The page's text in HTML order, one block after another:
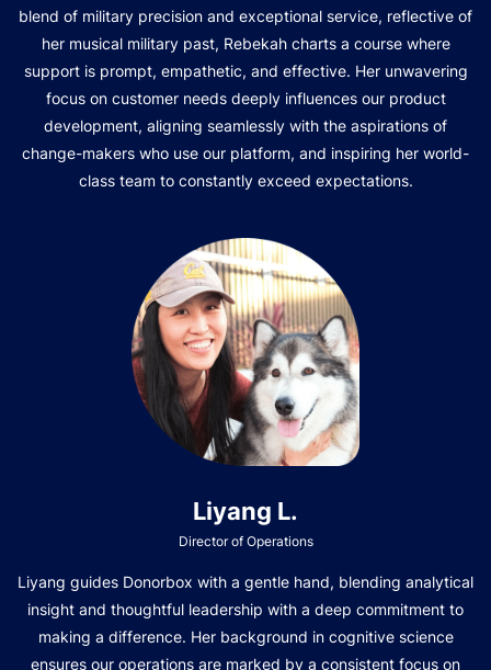
blend of military precision and exceptional service, reflective of
her musical military past, Rebekah charts a course where
support is prompt, empathetic, and effective. Her unwavering
focus on customer needs deeply influences our product
development, aligning seamlessly with the aspirations of
change-makers who use our platform, and inspiring her world-
class team to constantly exceed expectations.
Liyang L.
Director of Operations
Liyang guides Donorbox with a gentle hand, blending analytical
insight and thoughtful leadership with a deep commitment to
making a difference. Her background in cognitive science
ensures our operations are marked by a consistent focus on